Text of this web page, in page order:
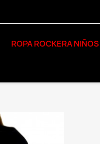
ROPA ROCKERA NIÑOS